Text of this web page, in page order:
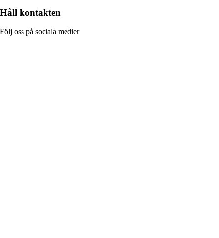
Håll kontakten
Följ oss på sociala medier